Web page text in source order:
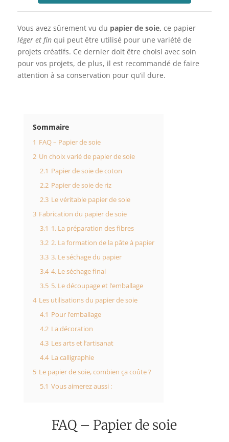
Vous avez sûrement vu du papier de soie, ce papier
léger et finqui peut être utilisé pour une variété de
projets créatifs. Ce dernier doit être choisi avec soin
pour vos projets, de plus, il est recommandé de faire
attention à sa conservation pour qu’il dure.
Sommaire
1 FAQ – Papier de soie
2 Un choix varié de papier de soie
2.1 Papier de soie de coton
2.2 Papier de soie de riz
2.3 Le véritable papier de soie
3 Fabrication du papier de soie
3.1 1. La préparation des fibres
3.2 2. La formation de la pâte à papier
3.3 3. Le séchage du papier
3.4 4. Le séchage final
3.5 5. Le découpage et l’emballage
4 Les utilisations du papier de soie
4.1 Pour l’emballage
4.2 La décoration
4.3 Les arts et l’artisanat
4.4 La calligraphie
5 Le papier de soie, combien ça coûte ?
5.1 Vous aimerez aussi :
FAQ – Papier de soie